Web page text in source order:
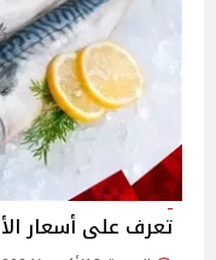
تعرف على أسعار